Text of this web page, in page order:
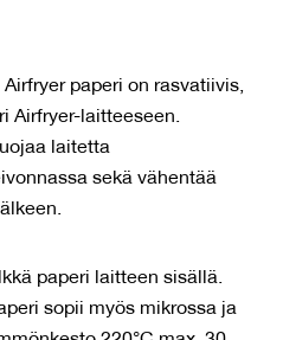
paperi on rasvatiivis,
Airfryer-laitteeseen.
laitetta
sekä vähentää
paperi laitteen sisällä.
sopii myös mikrossa ja